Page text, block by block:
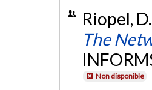
Riopel,
The
Non disponible